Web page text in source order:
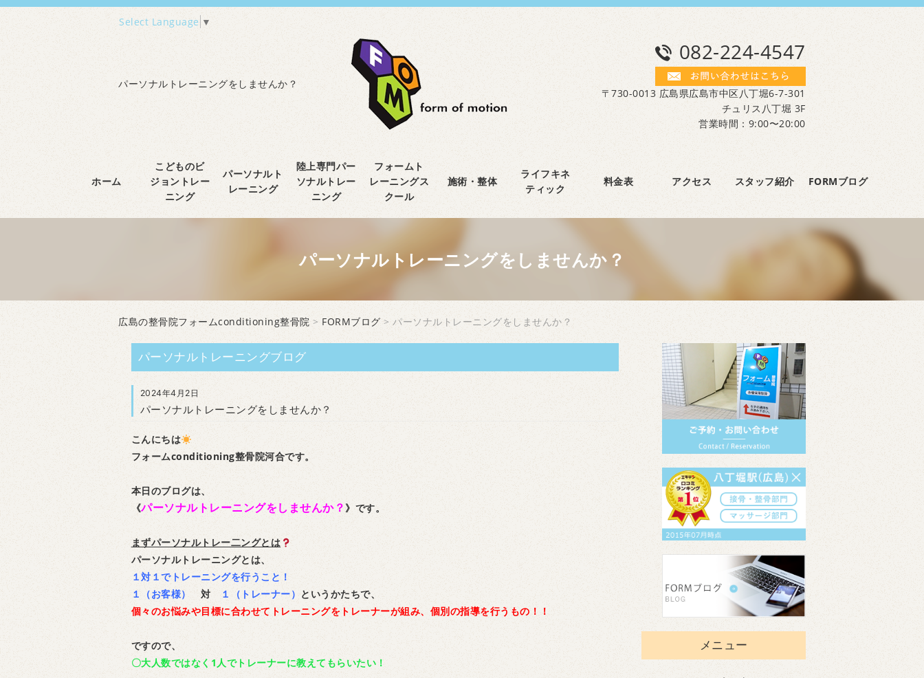
Select Language ▼
パーソナルトレーニングをしませんか？
082-224-4547
〒730-0013 広島県広島市中区八丁堀6-7-301
チュリス八丁堀 3F
営業時間：9:00〜20:00
ホーム
こどものビ
ジョントレー
ニング
パーソナルト
レーニング
陸上専門パー
ソナルトレー
ニング
フォームト
レーニングス
クール
施術・整体
ライフキネ
ティック
料金表 アクセス スタッフ紹介 FORMブログ
パーソナルトレーニングをしませんか？
広島の整骨院フォームconditioning整骨院 > FORMブログ > パーソナルトレーニングをしませんか？
パーソナルトレーニングブログ
2024年4月2日
パーソナルトレーニングをしませんか？
こんにちは
フォームconditioning整骨院河合です。
本日のブログは、
《パーソナルトレーニングをしませんか？ 》です。
まずパーソナルトレー二ングとは
パーソナルトレーニングとは、
１対１でトレーニングを行うこと！
１（お客様）
対 １（トレーナー） というかたちで、
個々のお悩みや目標に合わせてトレーニングをトレーナーが組み、 個別の指導を行うもの！！
ですので、
〇大人数ではなく1人でトレーナーに教えてもらいたい！
メニュー